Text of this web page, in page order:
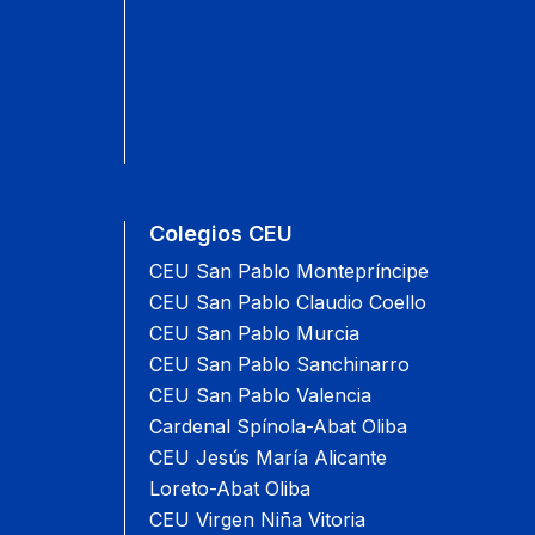
Colegios CEU
CEU San Pablo Montepríncipe
CEU San Pablo Claudio Coello
CEU San Pablo Murcia
CEU San Pablo Sanchinarro
CEU San Pablo Valencia
Cardenal Spínola-Abat Oliba
CEU Jesús María Alicante
Loreto-Abat Oliba
CEU Virgen Niña Vitoria